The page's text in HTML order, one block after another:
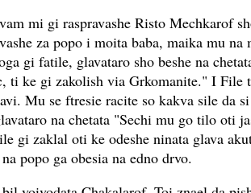
mi gi raspravashe Risto Mechkarof
za popo i moita baba, maika mu
gi fatile, glavataro sho beshe na
ti ke gi zakolish via Grkomanite." I File
Mu se ftresie racite so kakva sile da
na chetata "Sechi mu go tilo oti
gi zaklal oti ke odeshe ninata glava
popo ga obesia na edno drvo.